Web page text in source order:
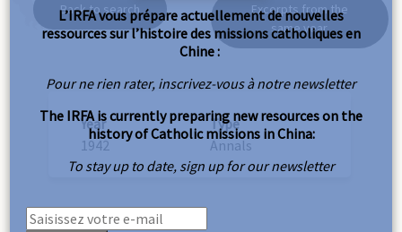
Back to search
Excerpts from the
same year
Year
1942
Type
Annals
L’IRFA vous prépare actuellement de nouvelles
ressources sur l’histoire des missions catholiques en
Chine :
Pour ne rien rater, inscrivez-vous à notre newsletter
The IRFA is currently preparing new resources on the
history of Catholic missions in China:
To stay up to date, sign up for our newsletter